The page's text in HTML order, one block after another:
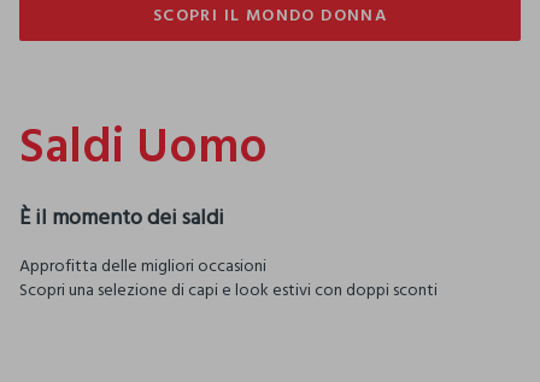
SCOPRI IL MONDO DONNA
SCOPRI IL MONDO DONNA
Saldi Uomo
È il momento dei saldi
Approfitta delle migliori occasioni
Scopri una selezione di capi e look estivi con doppi sconti